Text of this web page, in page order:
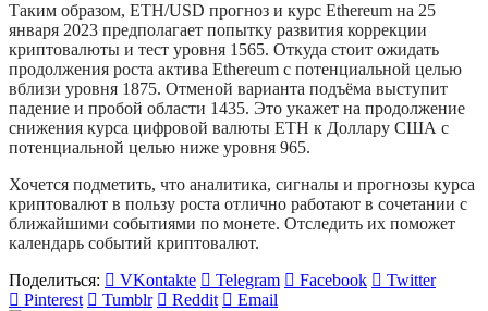
Таким образом, ETH/USD прогноз и курс Ethereum на 25
января 2023 предполагает попытку развития коррекции
криптовалюты и тест уровня 1565. Откуда стоит ожидать
продолжения роста актива Ethereum с потенциальной целью
вблизи уровня 1875. Отменой варианта подъёма выступит
падение и пробой области 1435. Это укажет на продолжение
снижения курса цифровой валюты ETH к Доллару США с
потенциальной целью ниже уровня 965.
Хочется подметить, что аналитика, сигналы и прогнозы курса
криптовалют в пользу роста отлично работают в сочетании с
ближайшими событиями по монете. Отследить их поможет
календарь событий криптовалют.
Поделиться:
VKontakte Telegram Facebook
Twitter
Pinterest
Tumblr Reddit Email